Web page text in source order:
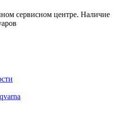
сервисном центре. Наличие